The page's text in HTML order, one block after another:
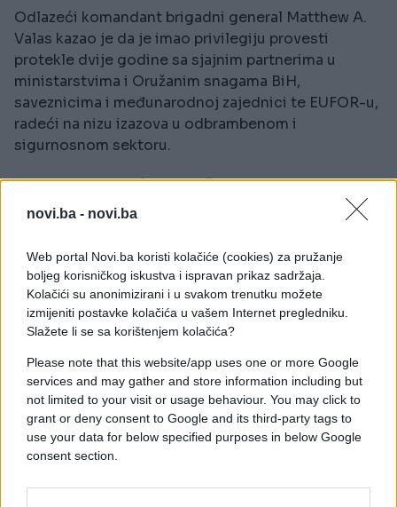
novi.ba - novi.ba
Web portal Novi.ba koristi kolačiće (cookies) za pružanje
boljeg korisničkog iskustva i ispravan prikaz sadržaja.
Kolačići su anonimizirani i u svakom trenutku možete
izmijeniti postavke kolačića u vašem Internet pregledniku.
Slažete li se sa korištenjem kolačića?
Please note that this website/app uses one or more Google
services and may gather and store information including but
not limited to your visit or usage behaviour. You may click to
grant or deny consent to Google and its third-party tags to
use your data for below specified purposes in below Google
consent section.
Odlazeći komandant brigadni general Matthew A.
Valas kazao je da je imao privilegiju provesti
protekle dvije godine sa sjajnim partnerima u
ministarstvima i Oružanim snagama BiH,
saveznicima i međunarodnoj zajednici te EUFOR-u,
radeći na nizu izazova u odbrambenom i
sigurnosnom sektoru.
- Siguran sam da će NATO štab Sarajevo nastaviti
raditi na teškim pitanjima kao što su odbrambeni
budžet, vojna imovina, spremnost oružanih snaga i
drugi izazovi za sve građane BiH. Zauvijek ću biti
zahvalan na prilici koja mi se pružila da se sa sjajnim
timom doživim ovu predivnu zemlju - poručio je.
Prisutnim se obratio i komandant Komande
M. Wikoff koji je naglasio da su odlazeći
komandant brigadni general Valas i njegov tim
obavili izvanredan posao u BiH te izrazio uvjerenje
da će novi komandant Fowler također postići
odlične rezltate.